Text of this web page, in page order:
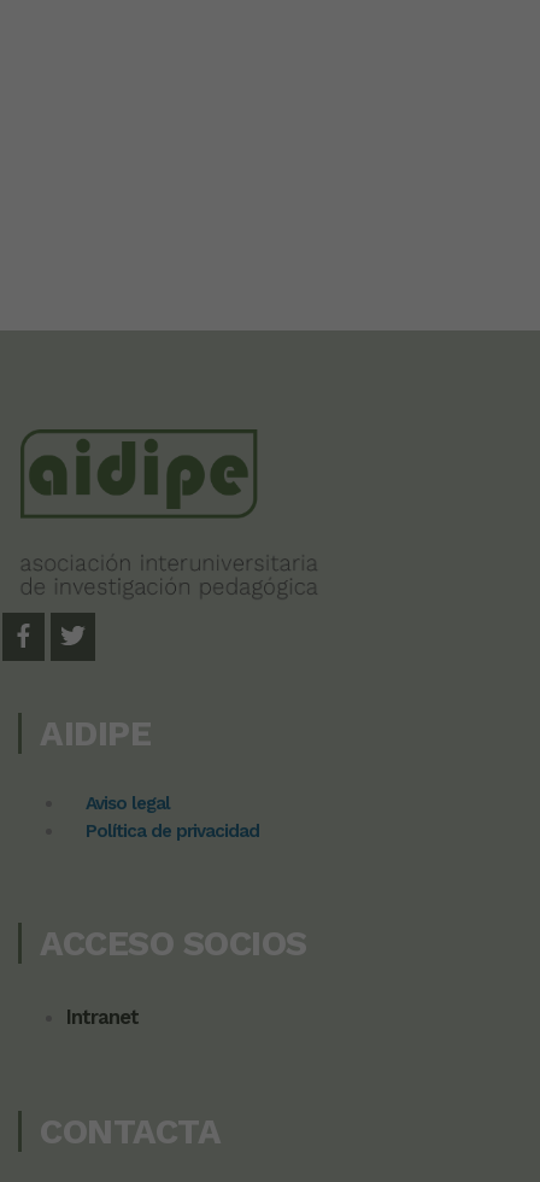
AIDIPE
Aviso legal
Política de privacidad
ACCESO SOCIOS
Intranet
CONTACTA